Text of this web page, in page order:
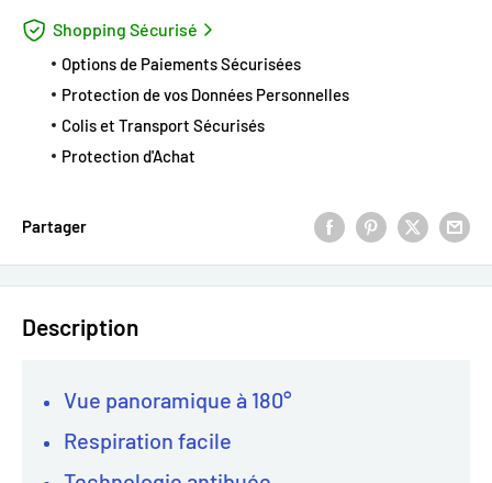
Shopping Sécurisé
Options de Paiements Sécurisées
Protection de vos Données Personnelles
Colis et Transport Sécurisés
Protection d'Achat
Partager
Description
Vue panoramique à 180°
Respiration facile